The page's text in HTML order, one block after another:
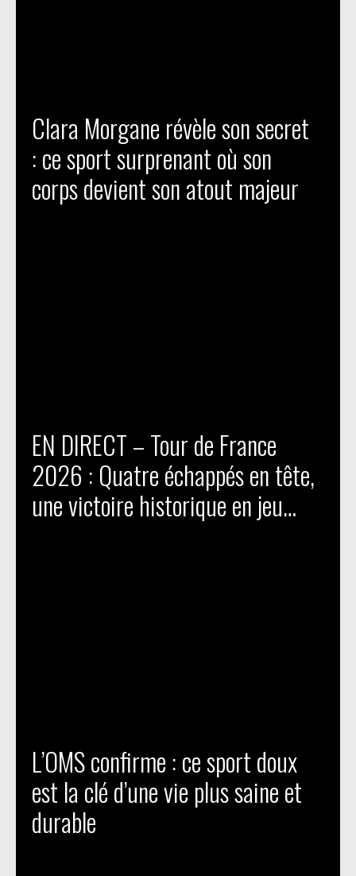
Clara Morgane révèle son secret
: ce sport surprenant où son
corps devient son atout majeur
EN DIRECT – Tour de France
2026 : Quatre échappés en tête,
une victoire historique en jeu…
L’OMS confirme : ce sport doux
est la clé d’une vie plus saine et
durable